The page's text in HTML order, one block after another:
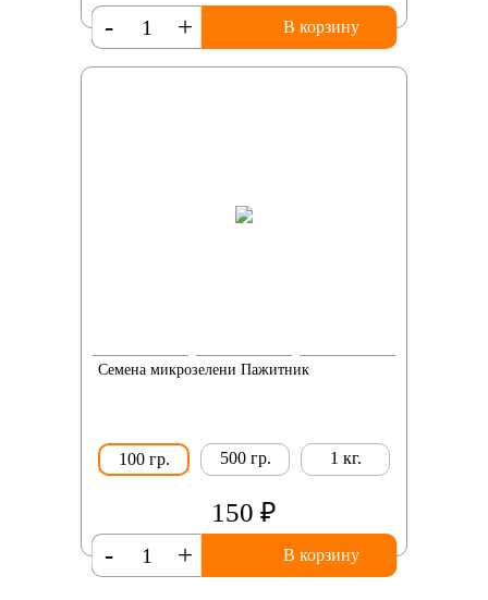
+
- В корзину
Семена микрозелени Пажитник
100 гр. 500 гр. 1 кг.
150 ₽
+
- В корзину